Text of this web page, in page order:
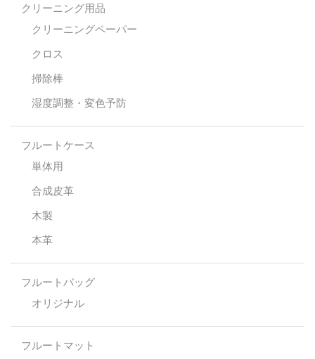
クリーニング用品
クリーニングペーパー
クロス
掃除棒
湿度調整・変色予防
フルートケース
単体用
合成皮革
木製
本革
フルートバッグ
オリジナル
フルートマット